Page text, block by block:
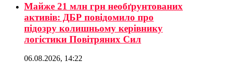
Майже 21 млн грн необґрунтованих
активів: ДБР повідомило про
підозру колишньому керівнику
логістики Повітряних Сил
06.08.2026, 14:22